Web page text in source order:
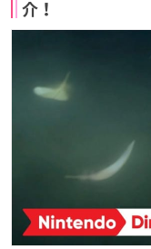
介！